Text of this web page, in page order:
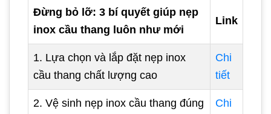
Đừng bỏ lỡ: 3 bí quyết giúp nẹp
inox cầu thang luôn như mới
Link
1. Lựa chọn và lắp đặt nẹp inox
cầu thang chất lượng cao
Chi
tiết
2. Vệ sinh nẹp inox cầu thang đúng
Chi